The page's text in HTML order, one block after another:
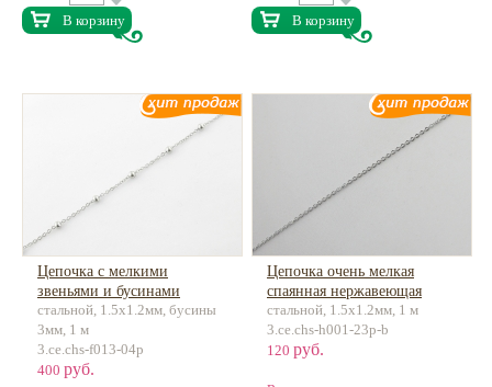
В корзину
В корзину
Цепочка с мелкими
звеньями и бусинами
нержавеющая сталь
стальной, 1.5х1.2мм, бусины
3мм, 1 м
3.ce.chs-f013-04p
400 руб.
Цепочка очень мелкая
спаянная нержавеющая
сталь
стальной, 1.5х1.2мм, 1 м
3.ce.chs-h001-23p-b
120 руб.